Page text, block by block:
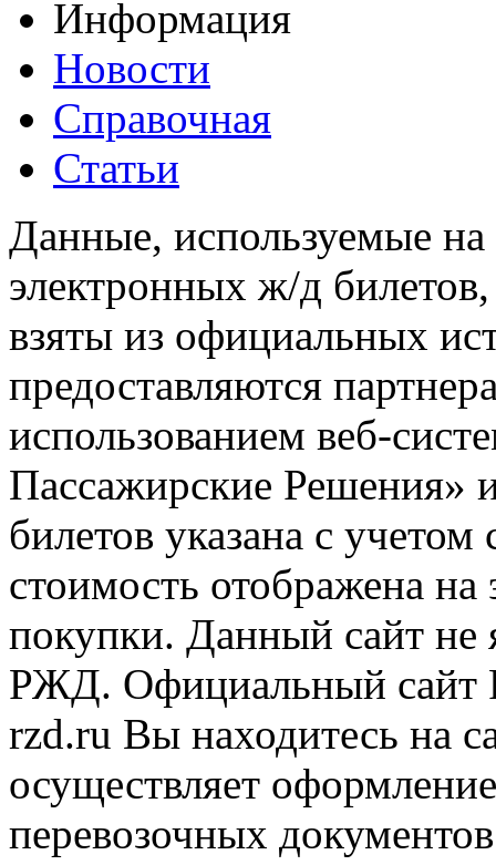
Информация
Новости
Справочная
Статьи
Данные, используемые на
электронных ж/д
взяты из официальных
предоставляются
использованием веб-
Пассажирские
билетов указана с
стоимость отображена
покупки. Данный сайт не
РЖД. Официальный сайт
rzd.ru Вы находитесь на
осуществляет
перевозочных